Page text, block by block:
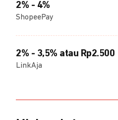
2% - 4%
ShopeePay
2% - 3,5% atau Rp2.500
LinkAja